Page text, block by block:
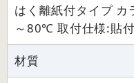
はく離紙付タイプ
～80℃ 取付仕様:貼
材質